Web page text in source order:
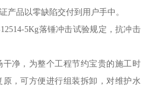
产品以零缺陷交付到用户手中。
5Kg落锤冲击试验规定，抗冲击
净，为整个工程节约宝贵的施工时
，可方便进行组装拆卸，对维护水